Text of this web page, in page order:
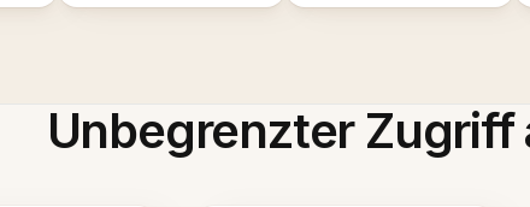
Unbegrenzter Zugriff